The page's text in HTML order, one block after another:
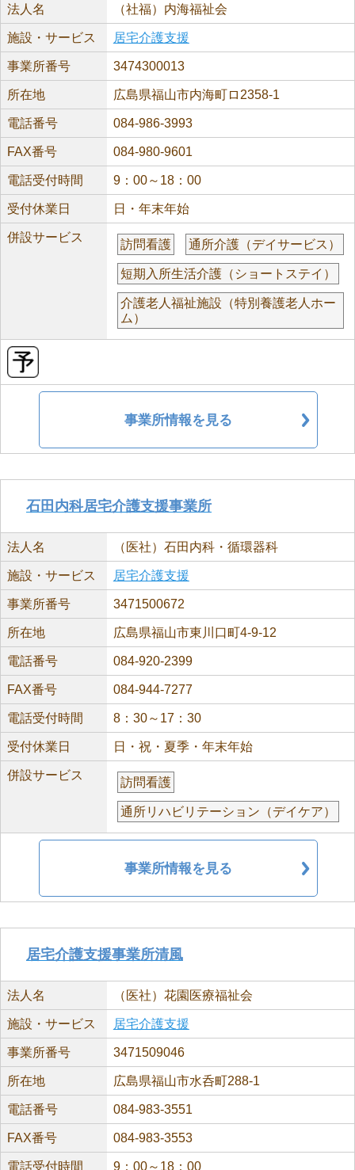
法人名 （社福）内海福祉会
施設・サービス 居宅介護支援
事業所番号 3474300013
所在地 広島県福山市内海町ロ2358-1
電話番号 084-986-3993
FAX番号 084-980-9601
電話受付時間 9：00～18：00
受付休業日 日・年末年始
併設サービス
訪問看護 通所介護（デイサービス）
短期入所生活介護（ショートステイ）
介護老人福祉施設（特別養護老人ホー
ム）
事業所情報を見る
石田内科居宅介護支援事業所
法人名 （医社）石田内科・循環器科
施設・サービス 居宅介護支援
事業所番号 3471500672
所在地 広島県福山市東川口町4-9-12
電話番号 084-920-2399
FAX番号 084-944-7277
電話受付時間 8：30～17：30
受付休業日 日・祝・夏季・年末年始
併設サービス
訪問看護
通所リハビリテーション（デイケア）
事業所情報を見る
居宅介護支援事業所清風
法人名 （医社）花園医療福祉会
施設・サービス 居宅介護支援
事業所番号 3471509046
所在地 広島県福山市水呑町288-1
電話番号 084-983-3551
FAX番号 084-983-3553
電話受付時間 9：00～18：00